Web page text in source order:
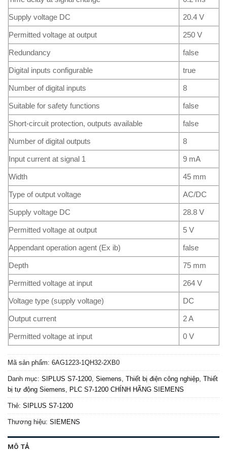
Supply voltage DC 20.4 V
Permitted voltage at output 250 V
Redundancy false
Digital inputs configurable true
Number of digital inputs 8
Suitable for safety functions false
Short-circuit protection, outputs available false
Number of digital outputs 8
Input current at signal 1 9 mA
Width 45 mm
Type of output voltage AC/DC
Supply voltage DC 28.8 V
Permitted voltage at output 5 V
Appendant operation agent (Ex ib) false
Depth 75 mm
Permitted voltage at input 264 V
Voltage type (supply voltage) DC
Output current 2 A
Permitted voltage at input 0 V
Mã sản phẩm: 6AG1223-1QH32-2XB0
Danh mục: SIPLUS S7-1200 Siemens Thiết bị điện công nghiệp Thiết
bị tự động Siemens
PLC S7-1200 CHÍNH HÃNG SIEMENS
Thẻ: SIPLUS S7-1200
Thương hiệu: SIEMENS
MÔ TẢ